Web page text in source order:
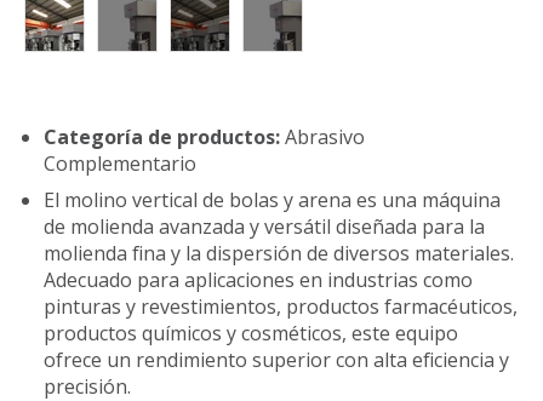
Categoría de productos:Abrasivo
Complementario
El molino vertical de bolas y arena es una máquina
de molienda avanzada y versátil diseñada para la
molienda fina y la dispersión de diversos materiales.
Adecuado para aplicaciones en industrias como
pinturas y revestimientos, productos farmacéuticos,
productos químicos y cosméticos, este equipo
ofrece un rendimiento superior con alta eficiencia y
precisión.